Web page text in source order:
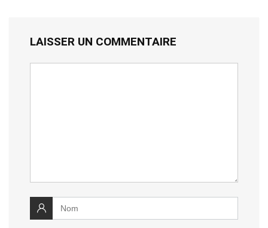
LAISSER UN COMMENTAIRE